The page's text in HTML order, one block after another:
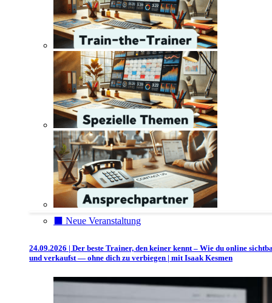
⬛️ Neue Veranstaltung
24.09.2026 | Der beste Trainer, den keiner kennt – Wie du online
und verkaufst — ohne dich zu verbiegen | mit Isaak Kesmen